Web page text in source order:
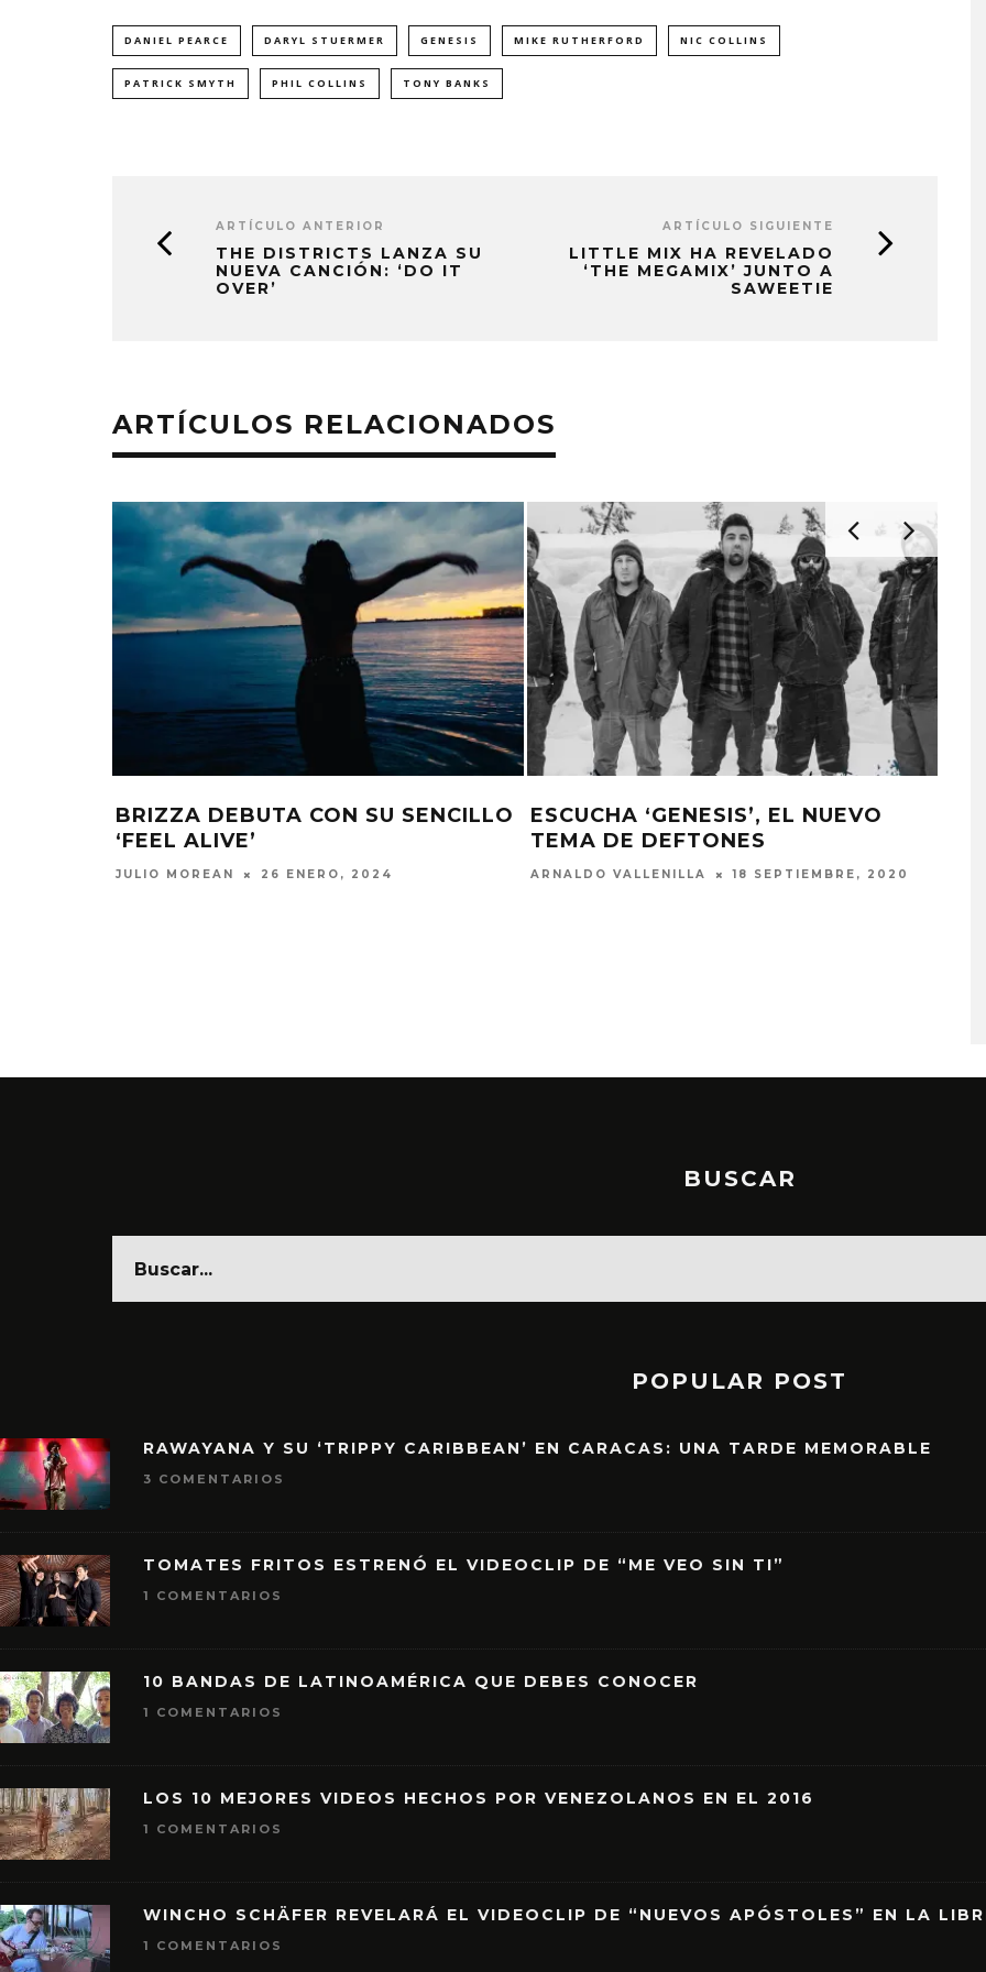
DANIEL PEARCE DARYL STUERMER GENESIS MIKE RUTHERFORD NIC COLLINS
PATRICK SMYTH PHIL COLLINS TONY BANKS
ARTÍCULO ANTERIOR
THE DISTRICTS LANZA SU
NUEVA CANCIÓN: ‘DO IT
OVER’
ARTÍCULO SIGUIENTE
LITTLE MIX HA REVELADO
‘THE MEGAMIX’ JUNTO A
SAWEETIE
ARTÍCULOS RELACIONADOS
BRIZZA DEBUTA CON SU SENCILLO
‘FEEL ALIVE’
JULIO MOREAN 26 ENERO, 2024
ESCUCHA ‘GENESIS’, EL NUEVO
TEMA DE DEFTONES
ARNALDO VALLENILLA 18 SEPTIEMBRE, 2020
4
BUSCAR
POPULAR POST
RAWAYANA Y SU ‘TRIPPY CARIBBEAN’ EN CARACAS: UNA TARDE MEMORABLE
3 COMENTARIOS
TOMATES FRITOS ESTRENÓ EL VIDEOCLIP DE “ME VEO SIN TI”
1 COMENTARIOS
10 BANDAS DE LATINOAMÉRICA QUE DEBES CONOCER
1 COMENTARIOS
LOS 10 MEJORES VIDEOS HECHOS POR VENEZOLANOS EN EL 2016
1 COMENTARIOS
WINCHO SCHÄFER REVELARÁ EL VIDEOCLIP DE “NUEVOS APÓSTOLES” EN LA
1 COMENTARIOS